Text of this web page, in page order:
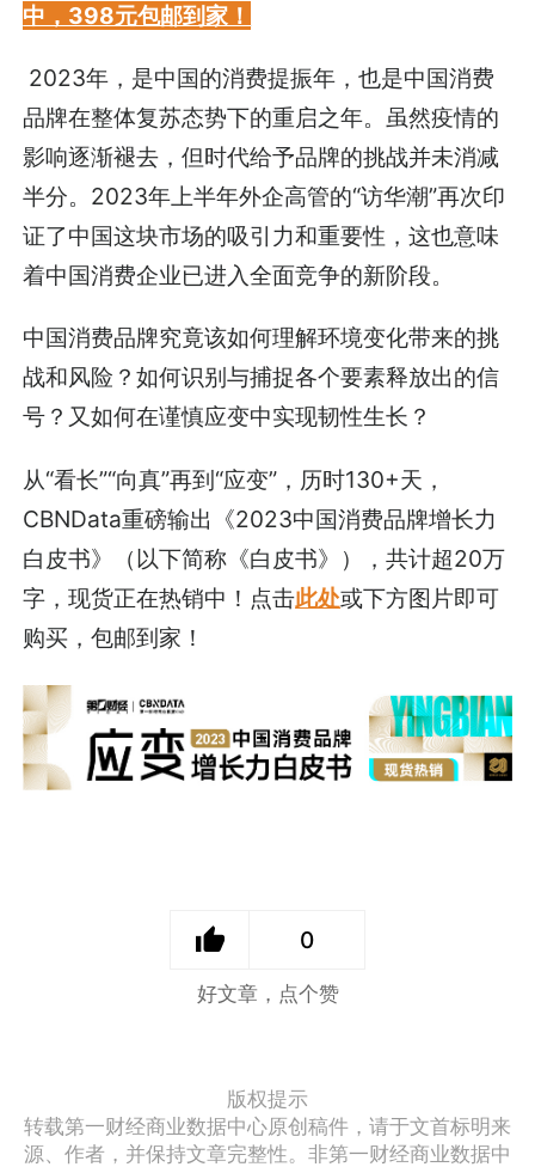
中，398元包邮到家！
2023年，是中国的消费提振年，也是中国消费
品牌在整体复苏态势下的重启之年。虽然疫情的
影响逐渐褪去，但时代给予品牌的挑战并未消减
半分。2023年上半年外企高管的“访华潮”再次印
证了中国这块市场的吸引力和重要性，这也意味
着中国消费企业已进入全面竞争的新阶段。
中国消费品牌究竟该如何理解环境变化带来的挑
战和风险？如何识别与捕捉各个要素释放出的信
号？又如何在谨慎应变中实现韧性生长？
从“看长”“向真”再到“应变”，历时130+天，
CBNData重磅输出《2023中国消费品牌增长力
白皮书》（以下简称《白皮书》），共计超20万
字，现货正在热销中！点击此处或下方图片即可
购买，包邮到家！
0
好文章，点个赞
版权提示
转载第一财经商业数据中心原创稿件，请于文首标明来
源、作者，并保持文章完整性。非第一财经商业数据中